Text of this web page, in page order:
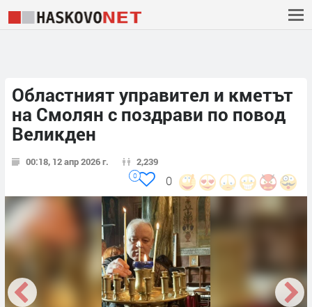
Областният управител и кметът
на Смолян с поздрави по повод
Великден
00:18, 12 апр 2026 г. 2,239
0
0